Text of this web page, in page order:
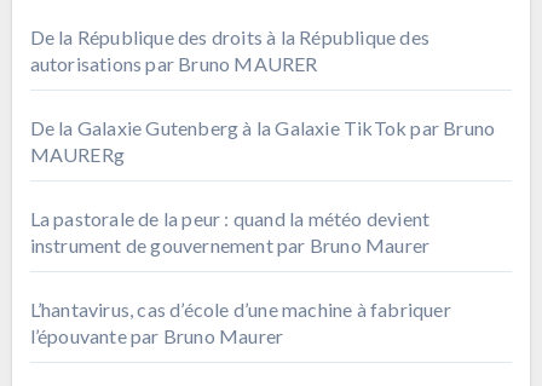
De la République des droits à la République des
autorisations par Bruno MAURER
De la Galaxie Gutenberg à la Galaxie TikTok par Bruno
MAURERg
La pastorale de la peur : quand la météo devient
instrument de gouvernement par Bruno Maurer
L’hantavirus, cas d’école d’une machine à fabriquer
l’épouvante par Bruno Maurer